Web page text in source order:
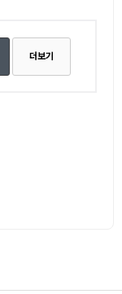
더보기